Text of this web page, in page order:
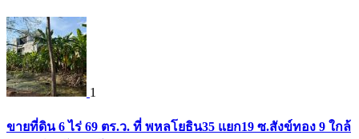
1
ขายที่ดิน 6 ไร่ 69 ตร.ว. ที่ พหลโยธิน35 แยก19 ซ.สังข์ทอง 9 ใกล้